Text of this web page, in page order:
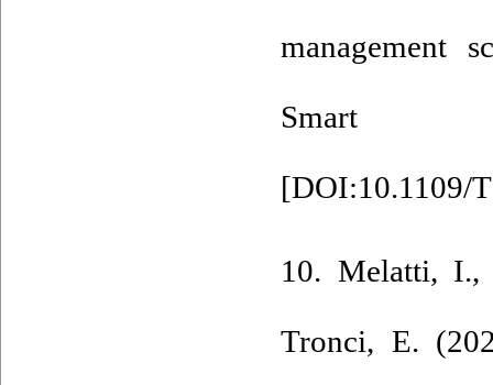
management
Smart
[DOI:10.1109/
10. Melatti,
Tronci, E.